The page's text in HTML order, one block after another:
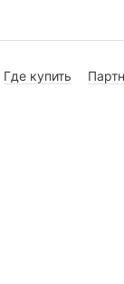
Где купить